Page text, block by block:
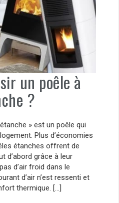
un poêle à
?
» est un poêle qui
Plus d’économies
étanches offrent de
d’abord grâce à leur
d’air froid dans le
d’air n’est ressenti et
thermique. […]